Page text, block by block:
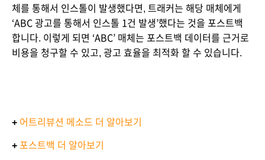
체를 통해서 인스톨이 발생했다면, 트래커는 해당 매체에게
‘ABC 광고를 통해서 인스톨 1건 발생’했다는 것을 포스트백
합니다. 이렇게 되면 ‘ABC’ 매체는 포스트백 데이터를 근거로
비용을 청구할 수 있고, 광고 효율을 최적화 할 수 있습니다.
+ 어트리뷰션 메소드 더 알아보기
+ 포스트백 더 알아보기